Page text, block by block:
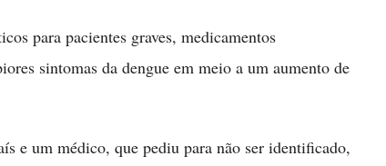
para pacientes graves, medicamentos
sintomas da dengue em meio a um aumento de
e um médico, que pediu para não ser identificado,